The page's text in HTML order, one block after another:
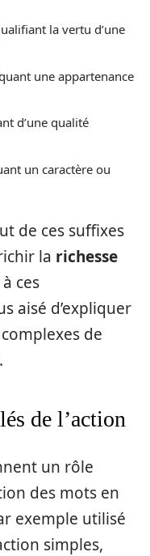
la vertu d’une
une appartenance
d’une qualité
un caractère ou
de ces suffixes
la richesse
ces
aisé d’expliquer
de
de l’action
un rôle
des mots en
exemple utilisé
simples,